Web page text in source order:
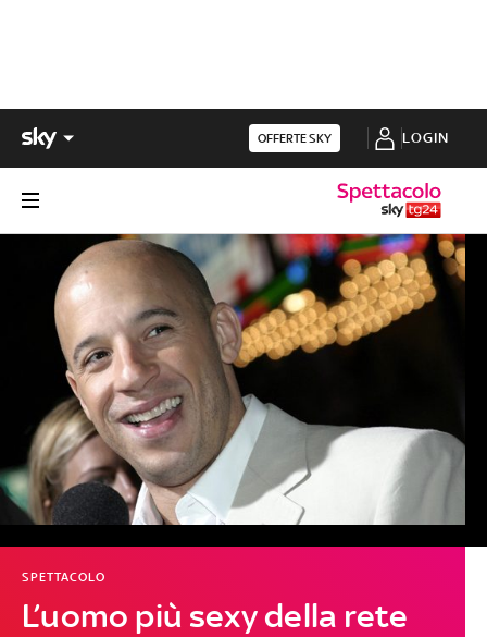
OFFERTE SKY LOGIN
L’uomo più sexy della rete
SPETTACOLO